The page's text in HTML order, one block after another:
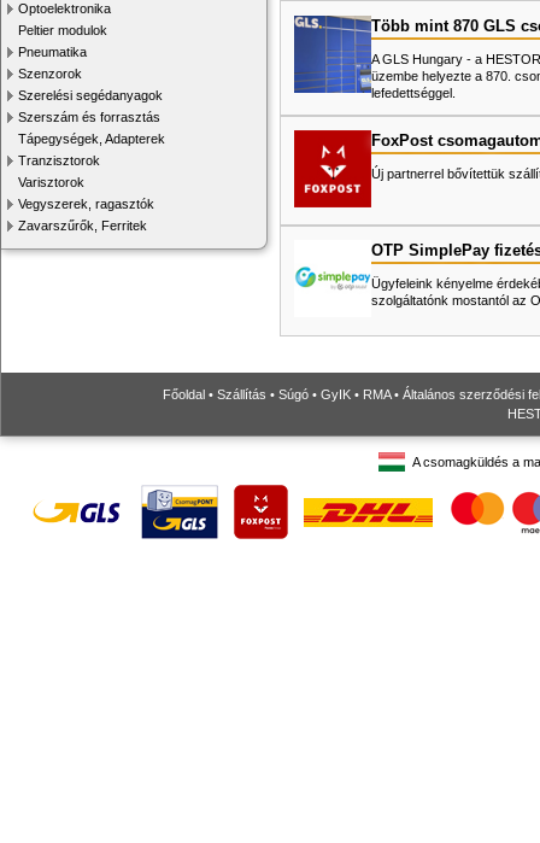
Optoelektronika
Peltier modulok
Pneumatika
Szenzorok
Szerelési segédanyagok
Szerszám és forrasztás
Tápegységek, Adapterek
Tranzisztorok
Varisztorok
Vegyszerek, ragasztók
Zavarszűrők, Ferritek
Több mint 870 GLS
A GLS Hungary - a
üzembe helyezte a 870.
lefedettséggel.
FoxPost
Új partnerrel bővítettük
OTP SimplePay
Ügyfeleink kényelme
szolgáltatónk mostantól az
Főoldal • Szállítás • Súgó • GyIK • RMA• Általános szerződési
A csomagküldés a